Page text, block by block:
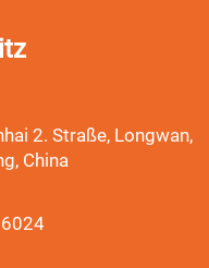
2. Straße, Longwan,
China